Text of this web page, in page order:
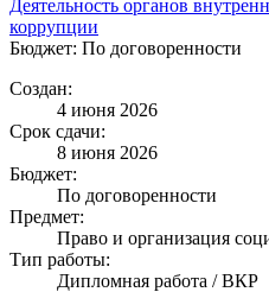
Деятельность органов
коррупции
Бюджет: По договоренности
Создан:
4 июня 2026
Срок сдачи:
8 июня 2026
Бюджет:
По договоренности
Предмет:
Право и организация
Тип работы:
Дипломная работа / ВКР